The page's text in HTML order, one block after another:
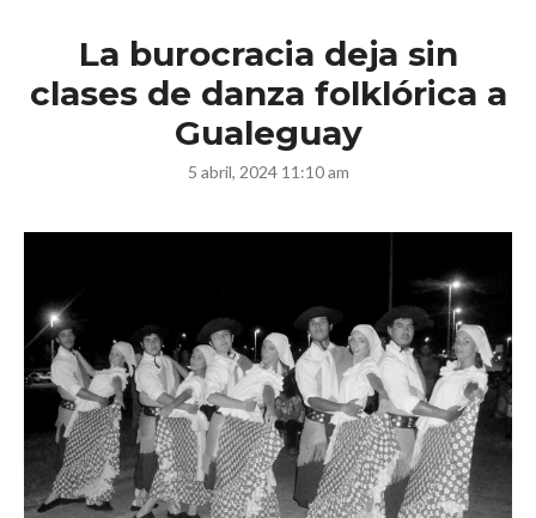
La burocracia deja sin
clases de danza folklórica a
Gualeguay
5 abril, 2024 11:10 am